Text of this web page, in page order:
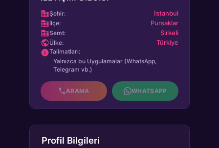
Şehir: İstanbul
İlçe: Pursaklar
Semt: Sirkeli
Ülke: Türkiye
Talimatları:
Yalnızca bu Uygulamalar (WhatsApp,
Telegram vb.)
ARAMA WHATSAPP
Profil Bilgileri